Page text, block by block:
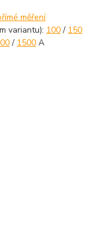
měření
variantu): 100/ 150
/ 1500 A